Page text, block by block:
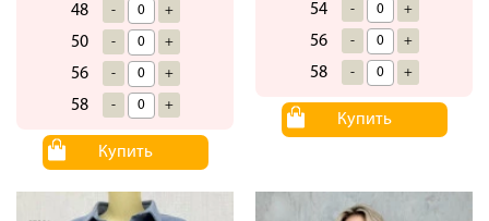
48 - +
50 - +
56 - +
58 - +
Купить
54 - +
56 - +
58 - +
Купить